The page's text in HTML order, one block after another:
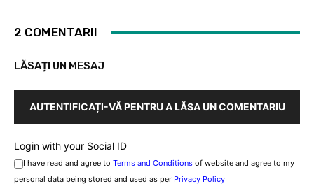
2 COMENTARII
LĂSAȚI UN MESAJ
AUTENTIFICAȚI-VĂ PENTRU A LĂSA UN COMENTARIU
Login with your Social ID
I have read and agree to Terms and Conditions of website and agree to my
personal data being stored and used as per Privacy Policy